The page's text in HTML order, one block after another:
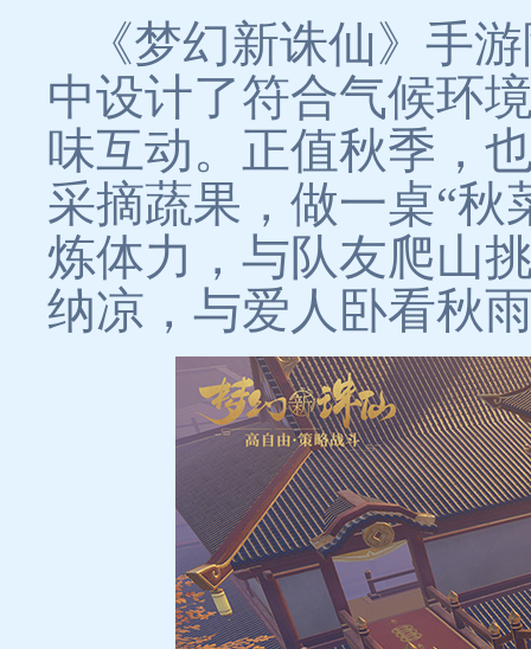
《梦幻新诛仙》手
中设计了符合气候环
味互动。正值秋季，
采摘蔬果，做一桌“秋
炼体力，与队友爬山
纳凉，与爱人卧看秋